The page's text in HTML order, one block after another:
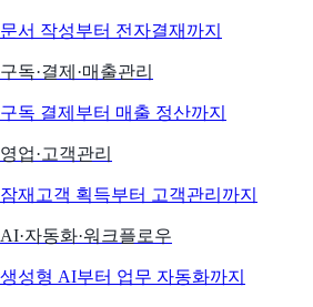
문서 작성부터 전자결재까지
구독·결제·매출관리
구독 결제부터 매출 정산까지
영업·고객관리
잠재고객 획득부터 고객관리까지
AI·자동화·워크플로우
생성형 AI부터 업무 자동화까지